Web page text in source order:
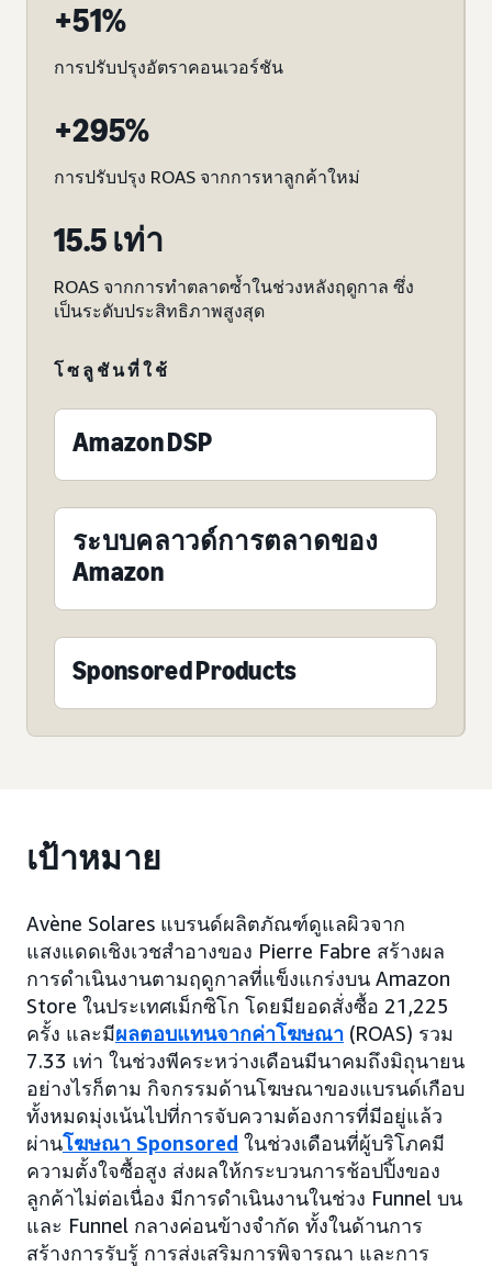
+51%
การปรับปรุงอัตราคอนเวอร์ชัน
+295%
การปรับปรุง ROAS จากการหาลูกค้าใหม่
15.5 เท่า
ROAS จากการทำตลาดซ้ำในช่วงหลังฤดูกาล ซึ่ง
เป็นระดับประสิทธิภาพสูงสุด
โซลูชันที่ใช้
Amazon DSP
ระบบคลาวด์การตลาดของ
Amazon
Sponsored Products
เป้าหมาย
Avène Solares แบรนด์ผลิตภัณฑ์ดูแลผิวจาก
แสงแดดเชิงเวชสำอางของ Pierre Fabre สร้างผล
การดำเนินงานตามฤดูกาลที่แข็งแกร่งบน Amazon
Store ในประเทศเม็กซิโก โดยมียอดสั่งซื้อ 21,225
ครั้ง และมีผลตอบแทนจากค่าโฆษณา (ROAS) รวม
7.33 เท่า ในช่วงพีคระหว่างเดือนมีนาคมถึงมิถุนายน
อย่างไรก็ตาม กิจกรรมด้านโฆษณาของแบรนด์เกือบ
ทั้งหมดมุ่งเน้นไปที่การจับความต้องการที่มีอยู่แล้ว
ผ่านโฆษณา Sponsored ในช่วงเดือนที่ผู้บริโภคมี
ความตั้งใจซื้อสูง ส่งผลให้กระบวนการช้อปปิ้งของ
ลูกค้าไม่ต่อเนื่อง มีการดำเนินงานในช่วง Funnel บน
และ Funnel กลางค่อนข้างจำกัด ทั้งในด้านการ
สร้างการรับรู้ การส่งเสริมการพิจารณา และการ